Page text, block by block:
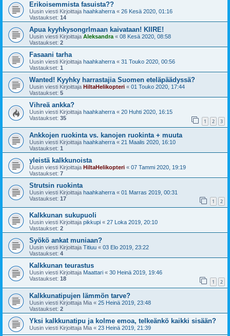
Erikoisemmista fasuista??
Uusin viesti Kirjoittaja haahkaherra « 26 Kesä 2020, 01:16
Vastaukset: 14
Apua kyyhkysongrlmaan kaivataan! KIIRE!
Uusin viesti Kirjoittaja Aleksandra « 08 Kesä 2020, 08:58
Vastaukset: 2
Fasaani tarha
Uusin viesti Kirjoittaja haahkaherra « 31 Touko 2020, 00:56
Vastaukset: 1
Wanted! Kyyhky harrastajia Suomen eteläpäädyssä?
Uusin viesti Kirjoittaja HiltaHelikopteri « 01 Touko 2020, 17:44
Vastaukset: 5
Vihreä ankka?
Uusin viesti Kirjoittaja haahkaherra « 20 Huhti 2020, 16:15
Vastaukset: 35 1 2 3
Ankkojen ruokinta vs. kanojen ruokinta + muuta
Uusin viesti Kirjoittaja haahkaherra « 21 Maalis 2020, 16:10
Vastaukset: 1
yleistä kalkkunoista
Uusin viesti Kirjoittaja HiltaHelikopteri « 07 Tammi 2020, 19:19
Vastaukset: 7
Strutsin ruokinta
Uusin viesti Kirjoittaja haahkaherra « 01 Marras 2019, 00:31
Vastaukset: 17 1 2
Kalkkunan sukupuoli
Uusin viesti Kirjoittaja pikkupi « 27 Loka 2019, 20:10
Vastaukset: 2
Syökö ankat muniaan?
Uusin viesti Kirjoittaja Titiuu « 03 Elo 2019, 23:22
Vastaukset: 4
Kalkkunan teurastus
Uusin viesti Kirjoittaja Maattari « 30 Heinä 2019, 19:46
Vastaukset: 18 1 2
Kalkkunatipujen lämmön tarve?
Uusin viesti Kirjoittaja Mia « 25 Heinä 2019, 23:48
Vastaukset: 2
Yksi kalkkunatipu ja kolme emoa, telkeänkö kaikki sisään?
Uusin viesti Kirjoittaja Mia « 23 Heinä 2019, 21:39